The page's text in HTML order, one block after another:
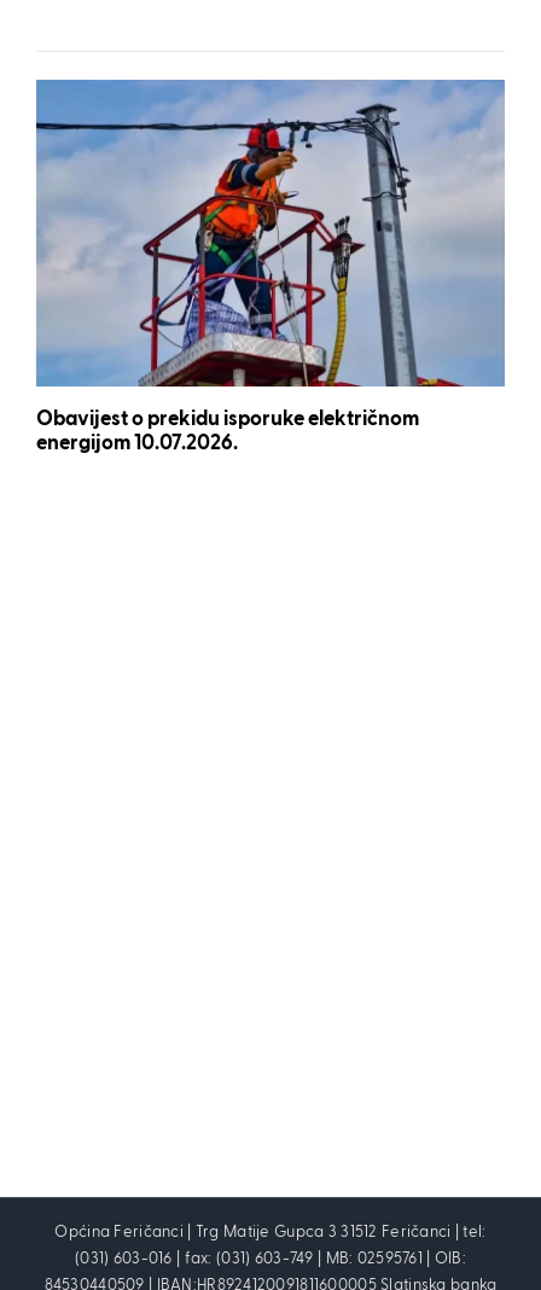
Obavijest o prekidu isporuke električnom
energijom 10.07.2026.
Općina Feričanci | Trg Matije Gupca 3 31512 Feričanci | tel:
(031) 603-016 | fax: (031) 603-749 | MB: 02595761 | OIB:
84530440509 | IBAN:HR8924120091811600005 Slatinska banka